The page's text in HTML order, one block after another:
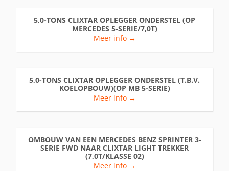
5,0-TONS CLIXTAR OPLEGGER ONDERSTEL (OP
MERCEDES 5-SERIE/7,0T)
Meer info →
5,0-TONS CLIXTAR OPLEGGER ONDERSTEL (T.B.V.
KOELOPBOUW)(OP MB 5-SERIE)
Meer info →
OMBOUW VAN EEN MERCEDES BENZ SPRINTER 3-
SERIE FWD NAAR CLIXTAR LIGHT TREKKER
(7,0T/KLASSE 02)
Meer info →